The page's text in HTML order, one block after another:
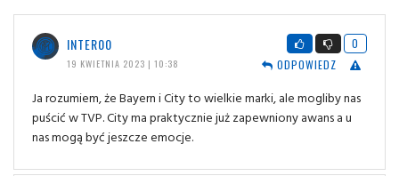
INTER00
19 KWIETNIA 2023 | 10:38
0
ODPOWIEDZ
Ja rozumiem, że Bayern i City to wielkie marki, ale mogliby nas
puścić w TVP. City ma praktycznie już zapewniony awans a u
nas mogą być jeszcze emocje.